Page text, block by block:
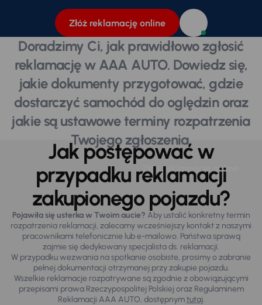
Złóż reklamację online
Doradzimy Ci, jak prawidłowo zgłosić
reklamację w AAA AUTO. Dowiedz się,
jakie dokumenty przygotować, gdzie
dostarczyć samochód do oględzin oraz
jakie są ustawowe terminy rozpatrzenia
Twojego zgłoszenia.
Złóż reklamację online
Jak postępować w
przypadku reklamacji
zakupionego pojazdu?
Pojawiła się usterka w Twoim aucie? Aby ustalić konkretny termin
rozpatrzenia reklamacji, zalecamy wcześniejszy kontakt z naszymi
pracownikami telefonicznie lub e-mailowo. Państwa sprawą
zajmie się dedykowany specjalista ds. reklamacji.
W przypadku wezwania na spotkanie osobiste, prosimy o zabranie
pełnej dokumentacji otrzymanej przy zakupie pojazdu.
Wszelkie reklamacje rozpatrywane są zgodnie z obowiązującymi
przepisami prawa Rzeczypospolitej Polskiej oraz Regulaminem
Reklamacji AAA AUTO, dostępnymtutaj.